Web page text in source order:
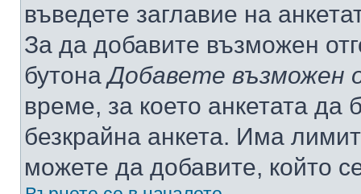
въведете заглавие на
За да добавите възможен
бутонаДобавете възможен
време, за което анкетата да
безкрайна анкета. Има
можете да добавите, който